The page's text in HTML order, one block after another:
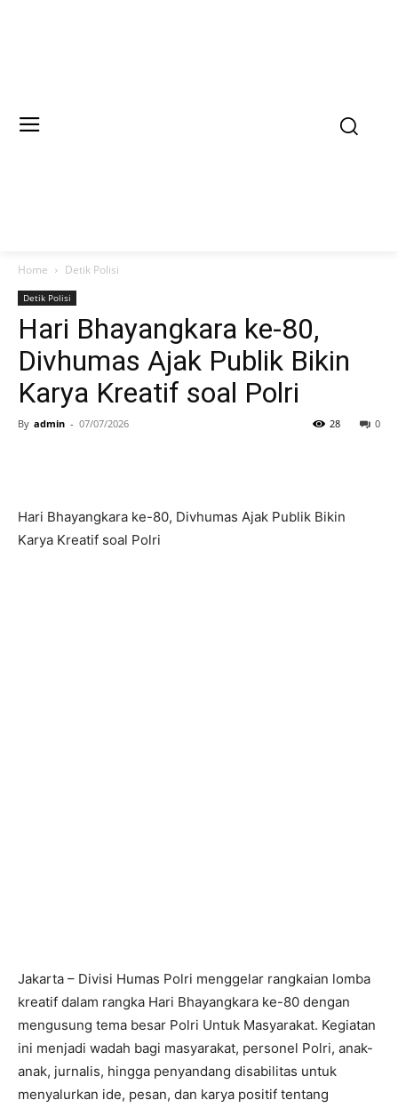
Home Detik Polisi
Detik Polisi
Hari Bhayangkara ke-80,
Divhumas Ajak Publik Bikin
Karya Kreatif soal Polri
By admin - 07/07/2026 0
28
Hari Bhayangkara ke-80, Divhumas Ajak Publik Bikin
Karya Kreatif soal Polri
Jakarta – Divisi Humas Polri menggelar rangkaian lomba
kreatif dalam rangka Hari Bhayangkara ke-80 dengan
mengusung tema besar Polri Untuk Masyarakat. Kegiatan
ini menjadi wadah bagi masyarakat, personel Polri, anak-
anak, jurnalis, hingga penyandang disabilitas untuk
menyalurkan ide, pesan, dan karya positif tentang